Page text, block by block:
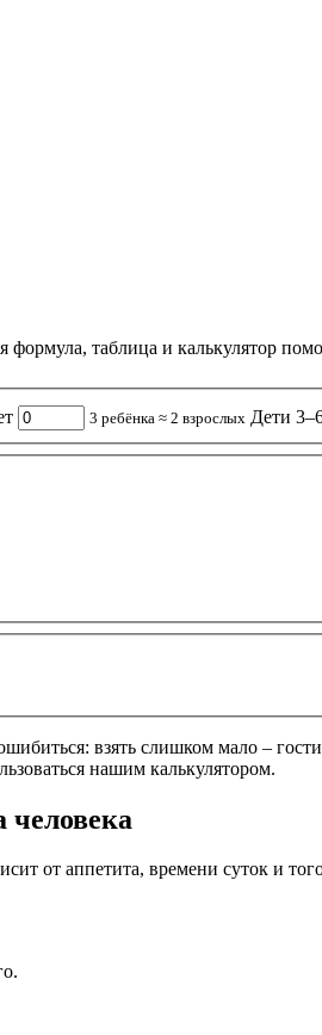
таблица и калькулятор
3 ребёнка ≈ 2 взрослых Дети
взять слишком мало –
нашим калькулятором.
от аппетита, времени суток и